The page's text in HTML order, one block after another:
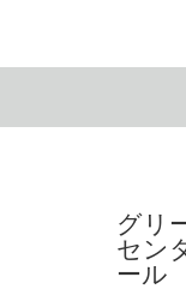
グリ
セン
ール